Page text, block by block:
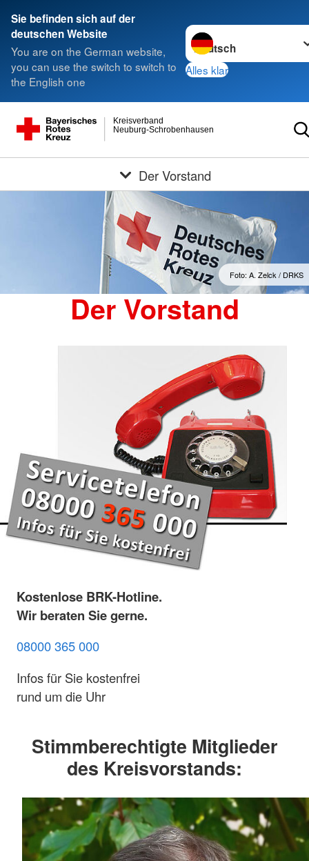
Sie befinden sich auf der
deutschen Website
You are on the German website,
you can use the switch to switch to
the English one
Sprache wechseln zu
Alles klar
Neuburg-Schrobenhausen
Kreisverband
Der Vorstand
Foto: A. Zelck / DRKS
Der Vorstand
Kostenlose BRK-Hotline.
Wir beraten Sie gerne.
08000 365 000
Infos für Sie kostenfrei
rund um die Uhr
Stimmberechtigte Mitglieder
des Kreisvorstands: